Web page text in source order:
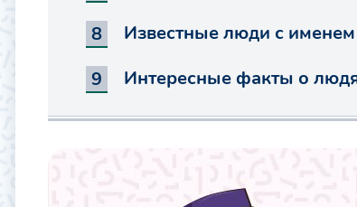
Известные люди с именем
Интересные факты о